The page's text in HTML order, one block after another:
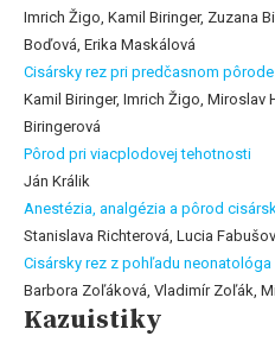
Imrich Žigo, Kamil Biringer, Zuzana
Boďová, Erika Maskálová
Cisársky rez pri predčasnom
Kamil Biringer, Imrich Žigo, Miroslav
Biringerová
Pôrod pri viacplodovej tehotnosti
Ján Králik
Anestézia, analgézia a pôrod
Stanislava Richterová, Lucia
Cisársky rez z pohľadu neonatológa
Barbora Zoľáková, Vladimír Zoľák,
Kazuistiky